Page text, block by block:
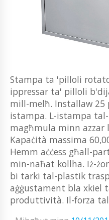
Stampa ta 'pilloli
ippressar ta' pilloli
mill-melħ. Installaw
istampa. L-istampa
magħmula minn azzar
Kapaċità massima
Hemm aċċess għall-
min-naħat kollha. Iż-
bi tarki tal-plastik
aġġustament bla xkiel
produttività. Il-forza